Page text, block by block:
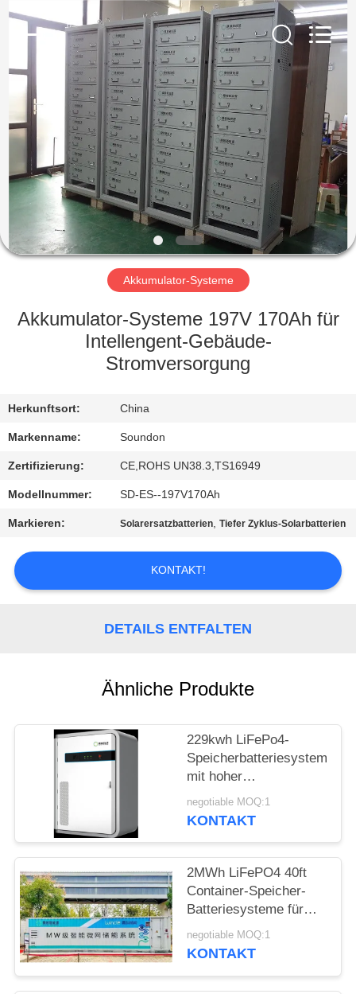
HAUS
PRODUKTE
VR
SHOW
ÜBER
FABRIK-
AUSFLUG
QUALITÄTSKONTROLLE
TRETEN
SIE
MIT
IN
VERBINDUNG
SITEMAP
DATENSCHUTZRICHTLINIE
New
Energy
Technology
Co,.Ltd..
Reserved.
Akkumulator-Systeme
Akkumulator-Systeme 197V 170Ah für
Intellengent-Gebäude-
Stromversorgung
Herkunftsort: China
Markenname: Soundon
Zertifizierung: CE,ROHS UN38.3,TS16949
Modellnummer: SD-ES--197V170Ah
Markieren: Solarersatzbatterien,Tiefer Zyklus-Solarbatterien
KONTAKT!
DETAILS ENTFALTEN
Ähnliche Produkte
229kwh LiFePo4-
Speicherbatteriesysteme
mit hoher
Energiedichte für
industrielle und
negotiable MOQ:1
KONTAKT
2MWh LiFePO4 40ft
Container-Speicher-
Batteriesysteme für
Insel-Mikro-Grid-
Kraftwerke
negotiable MOQ:1
KONTAKT